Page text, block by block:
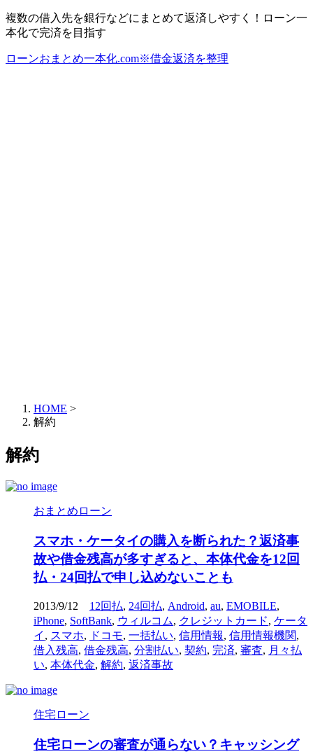
複数の借入先を銀行などにまとめて返済しやすく！ローン一
本化で完済を目指す
ローンおまとめ一本化.com※借金返済を整理
HOME >
解約
解約
おまとめローン
スマホ・ケータイの購入を断られた？返済事
故や借金残高が多すぎると、本体代金を12回
払・24回払で申し込めないことも
2013/9/12 12回払, 24回払, Android, au, EMOBILE,
iPhone, SoftBank, ウィルコム, クレジットカード, ケータ
イ , スマホ, ドコモ, 一括払い, 信用情報, 信用情報機関,
借入残高, 借金残高, 分割払い, 契約, 完済, 審査, 月々払
い, 本体代金, 解約, 返済事故
住宅ローン
住宅ローンの審査が通らない？キャッシング